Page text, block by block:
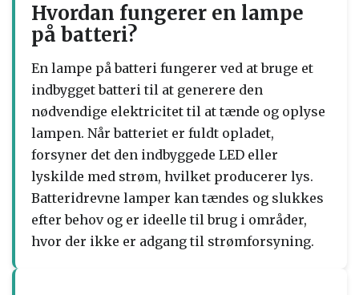
Hvordan fungerer en lampe
på batteri?
En lampe på batteri fungerer ved at bruge et
indbygget batteri til at generere den
nødvendige elektricitet til at tænde og oplyse
lampen. Når batteriet er fuldt opladet,
forsyner det den indbyggede LED eller
lyskilde med strøm, hvilket producerer lys.
Batteridrevne lamper kan tændes og slukkes
efter behov og er ideelle til brug i områder,
hvor der ikke er adgang til strømforsyning.